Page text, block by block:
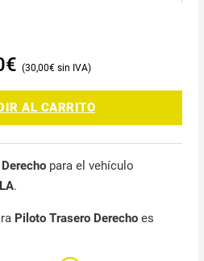
€ 30,00€
AL CARRITO
para el vehículo
.
Piloto Trasero Derechoes